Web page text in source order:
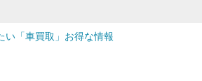
い「車買取」お得な情報